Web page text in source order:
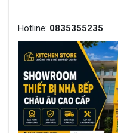
Hotline: 0835355235